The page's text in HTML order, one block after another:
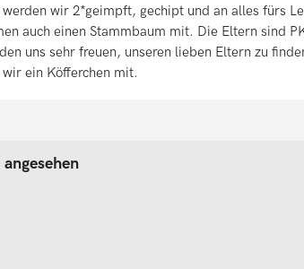
werden wir 2*geimpft, gechipt und an alles fürs
auch einen Stammbaum mit. Die Eltern sind
uns sehr freuen, unseren lieben Eltern zu
wir ein Köfferchen mit.